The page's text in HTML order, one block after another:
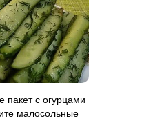
0.4 2.1
11.2 60
2.1 11
0
пакет с огурцами
малосольные